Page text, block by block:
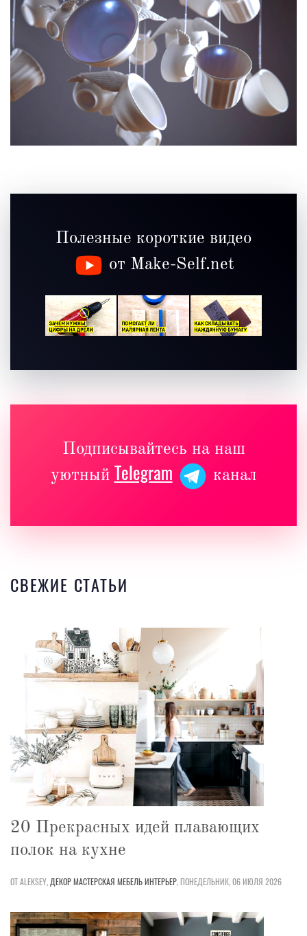
Полезные короткие видео
от Make-Self.net
Подписывайтесь на наш
уютный Telegram канал
СВЕЖИЕ СТАТЬИ
20 Прекрасных идей плавающих
полок на кухне
ОТ ALEKSEY, ДЕКОРМАСТЕРСКАЯ МЕБЕЛЬИНТЕРЬЕР,ПОНЕДЕЛЬНИК, 06 ИЮЛЯ 2026